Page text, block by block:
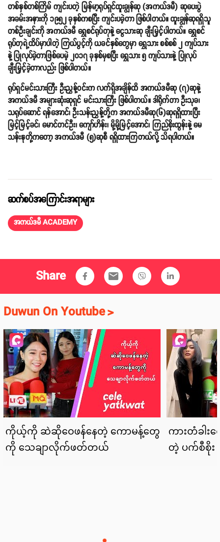
တစ်နှစ်တစ်ကြိမ် ကျင်းပတဲ့ မြန်မာ့ရုပ်ရှင်ထူးချွန်ဆု (အကယ်ဒမီ) ဆုပေးပွဲ
အခမ်းအနားကို ၁၉၅၂ ခုနှစ်ကစပြီး ကျင်းပခဲ့တာ ဖြစ်ပါတယ်။ ထူးချွန်ဆုရရှိသူ
တစ်ဦးချင်းကို အကယ်ဒမီ ရွှေစင်ရုပ်တုနဲ့ ငွေသားဆု ချီးမြှင့်ပါတယ်။ ရွှေစင်
ရုပ်တုရဲ့ထိပ်မှာပါတဲ့ ကြယ်ပွင့်ကို ယခင်နှစ်တွေမှာ ရွှေသား စစ်စစ် ၂ ကျပ်သား
နဲ့ ပြုလုပ်ခဲ့တာဖြစ်ပေမဲ့ ၂၀၁၇ ခုနှစ်မှစပြီး ရွှေသား ၅ ကျပ်သားနဲ့ ပြုလုပ်
ချီးမြှင့်ခဲ့တာလည်း ဖြစ်ပါတယ်။
ရုပ်ရှင်မင်းသားကြီး ဦးညွှန့်ဝင်းက လက်ရှိအချိန်ထိ အကယ်ဒမီဆု (၇)ဆုနဲ့
အကယ်ဒမီ အများဆုံးဆုရှင် မင်းသားကြီး ဖြစ်ပါတယ်။ ဒါရိုက်တာ ဦးသုခ၊
သရုပ်ဆောင် ရန်အောင်၊ ဦးသန်းညွှန့်တို့က အကယ်ဒမီဆု(၆)ဆုရရှိထားပြီး
မြင့်မြင့်ခင်၊ မောင်တင်ဦး၊ ကျော်ဟိန်း၊ မို့မို့မြင့်အောင်၊ ကြည်စိုးထွန်းနဲ့ မေ
သန်းနုတို့ကတော့ အကယ်ဒမီ (၅)ဆုစီ ရရှိထားကြတယ်လို့ သိရပါတယ်။
ဆက်စပ်အကြောင်းအရာများ
အကယ်ဒမီ ACADEMY
Share email
Duwun On Youtube>